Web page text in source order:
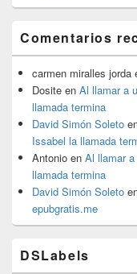
Comentarios
carmen miralles jorda
Dosite en Al llamar a
llamada termina
David Simón Soleto
Issabel la llamada
Antonio en Al llamar
llamada termina
David Simón Soleto
epubgratis.me
DSLabels